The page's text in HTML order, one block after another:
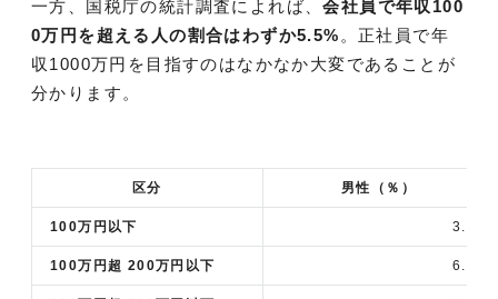
一方、国税庁の統計調査によれば、会社員で年収100
0万円を超える人の割合はわずか5.5% 。正社員で年
収1000万円を目指すのはなかなか大変であることが
分かります。
区分 男性（％）
100万円以下 3.6
100万円超 200万円以下 6.0